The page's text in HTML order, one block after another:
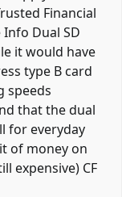
Financial
Dual SD
it would have
type B card
speeds
that the dual
for everyday
of money on
expensive) CF